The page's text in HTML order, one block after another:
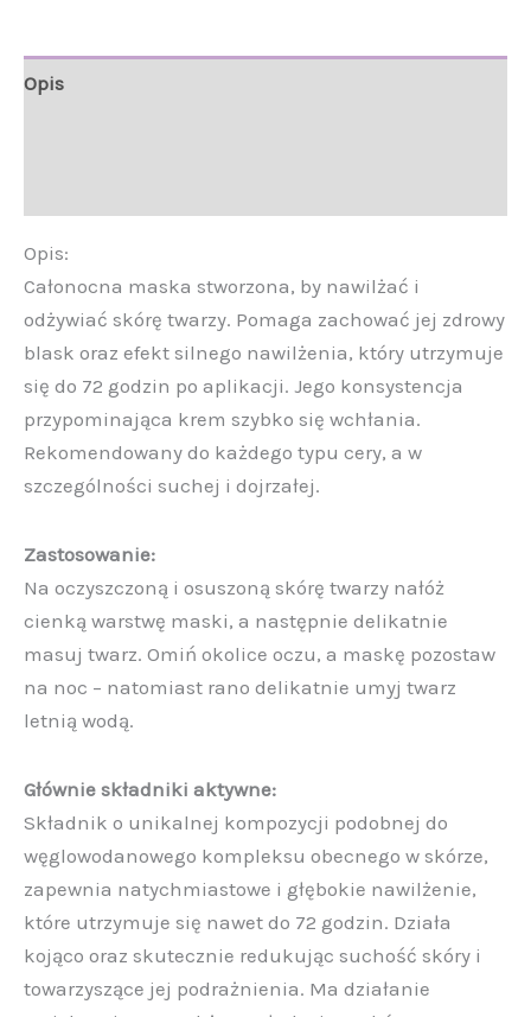
Opis
Opis:
Całonocna maska stworzona, by nawilżać i
odżywiać skórę twarzy. Pomaga zachować jej zdrowy
blask oraz efekt silnego nawilżenia, który utrzymuje
się do 72 godzin po aplikacji. Jego konsystencja
przypominająca krem szybko się wchłania.
Rekomendowany do każdego typu cery, a w
szczególności suchej i dojrzałej.
Zastosowanie:
Na oczyszczoną i osuszoną skórę twarzy nałóż
cienką warstwę maski, a następnie delikatnie
masuj twarz. Omiń okolice oczu, a maskę pozostaw
na noc – natomiast rano delikatnie umyj twarz
letnią wodą.
Głównie składniki aktywne:
Składnik o unikalnej kompozycji podobnej do
węglowodanowego kompleksu obecnego w skórze,
zapewnia natychmiastowe i głębokie nawilżenie,
które utrzymuje się nawet do 72 godzin. Działa
kojąco oraz skutecznie redukując suchość skóry i
towarzyszące jej podrażnienia. Ma działanie